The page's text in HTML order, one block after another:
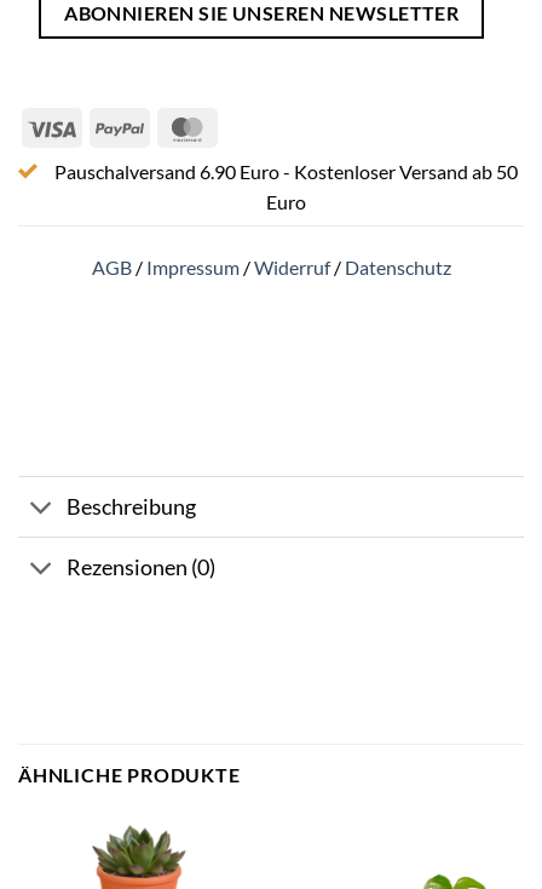
ABONNIEREN SIE UNSEREN NEWSLETTER
Visa PayPal
Pauschalversand 6.90 Euro - Kostenloser Versand ab 50
Euro
AGB/ Impressum/Widerruf/ Datenschutz
Beschreibung
Rezensionen (0)
ÄHNLICHE PRODUKTE